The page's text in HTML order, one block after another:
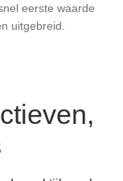
eerste waarde
uitgebreid.